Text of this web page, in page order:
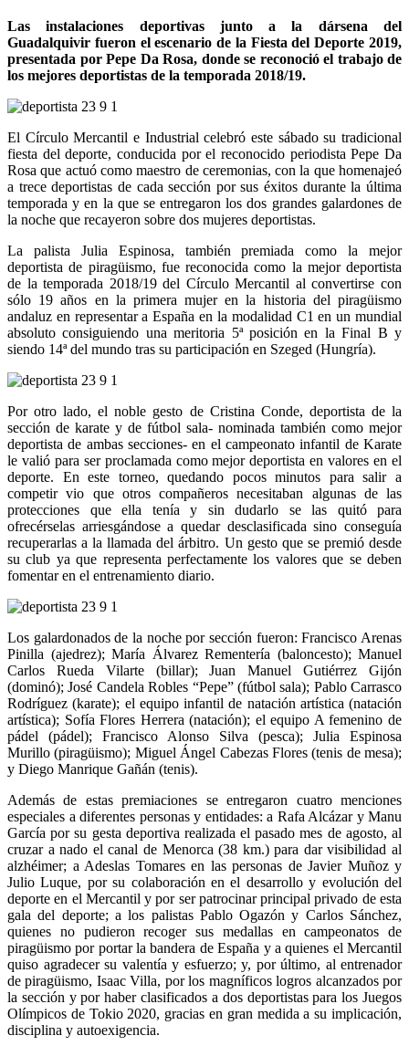
Las instalaciones deportivas junto a la dársena del
Guadalquivir fueron el escenario de la Fiesta del Deporte 2019,
presentada por Pepe Da Rosa, donde se reconoció el trabajo de
los mejores deportistas de la temporada 2018/19.
El Círculo Mercantil e Industrial celebró este sábado su tradicional
fiesta del deporte, conducida por el reconocido periodista Pepe Da
Rosa que actuó como maestro de ceremonias, con la que homenajeó
a trece deportistas de cada sección por sus éxitos durante la última
temporada y en la que se entregaron los dos grandes galardones de
la noche que recayeron sobre dos mujeres deportistas.
La palista Julia Espinosa, también premiada como la mejor
deportista de piragüismo, fue reconocida como la mejor deportista
de la temporada 2018/19 del Círculo Mercantil al convertirse con
sólo 19 años en la primera mujer en la historia del piragüismo
andaluz en representar a España en la modalidad C1 en un mundial
absoluto consiguiendo una meritoria 5ª posición en la Final B y
siendo 14ª del mundo tras su participación en Szeged (Hungría).
Por otro lado, el noble gesto de Cristina Conde, deportista de la
sección de karate y de fútbol sala- nominada también como mejor
deportista de ambas secciones- en el campeonato infantil de Karate
le valió para ser proclamada como mejor deportista en valores en el
deporte. En este torneo, quedando pocos minutos para salir a
competir vio que otros compañeros necesitaban algunas de las
protecciones que ella tenía y sin dudarlo se las quitó para
ofrecérselas arriesgándose a quedar desclasificada sino conseguía
recuperarlas a la llamada del árbitro. Un gesto que se premió desde
su club ya que representa perfectamente los valores que se deben
fomentar en el entrenamiento diario.
Los galardonados de la noche por sección fueron: Francisco Arenas
Pinilla (ajedrez); María Álvarez Rementería (baloncesto); Manuel
Carlos Rueda Vilarte (billar); Juan Manuel Gutiérrez Gijón
(dominó); José Candela Robles “Pepe” (fútbol sala); Pablo Carrasco
Rodríguez (karate); el equipo infantil de natación artística (natación
artística); Sofía Flores Herrera (natación); el equipo A femenino de
pádel (pádel); Francisco Alonso Silva (pesca); Julia Espinosa
Murillo (piragüismo); Miguel Ángel Cabezas Flores (tenis de mesa);
y Diego Manrique Gañán (tenis).
Además de estas premiaciones se entregaron cuatro menciones
especiales a diferentes personas y entidades: a Rafa Alcázar y Manu
García por su gesta deportiva realizada el pasado mes de agosto, al
cruzar a nado el canal de Menorca (38 km.) para dar visibilidad al
alzhéimer; a Adeslas Tomares en las personas de Javier Muñoz y
Julio Luque, por su colaboración en el desarrollo y evolución del
deporte en el Mercantil y por ser patrocinar principal privado de esta
gala del deporte; a los palistas Pablo Ogazón y Carlos Sánchez,
quienes no pudieron recoger sus medallas en campeonatos de
piragüismo por portar la bandera de España y a quienes el Mercantil
quiso agradecer su valentía y esfuerzo; y, por último, al entrenador
de piragüismo, Isaac Villa, por los magníficos logros alcanzados por
la sección y por haber clasificados a dos deportistas para los Juegos
Olímpicos de Tokio 2020, gracias en gran medida a su implicación,
disciplina y autoexigencia.